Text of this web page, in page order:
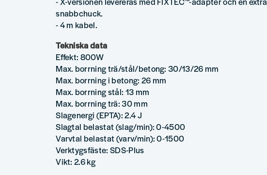
snabbchuck.
- 4 m kabel.
Tekniska data
Effekt: 800W
Max. borrning trä/stål/betong: 30/13/26 mm
Max. borrning i betong: 26 mm
Max. borrning stål: 13 mm
Max. borrning trä: 30 mm
Slagenergi (EPTA): 2.4 J
Slagtal belastat (slag/min): 0-4500
Varvtal belastat (varv/min): 0-1500
Verktygsfäste: SDS-Plus
Vikt: 2.6 kg